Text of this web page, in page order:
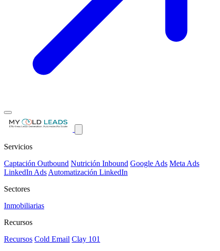
Servicios
Captación Outbound Nutrición Inbound Google Ads Meta Ads
LinkedIn Ads Automatización LinkedIn
Sectores
Inmobiliarias
Recursos
Recursos Cold Email Clay 101